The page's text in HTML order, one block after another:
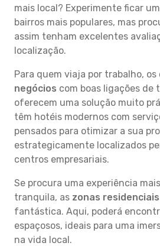
mais local? Experimente ficar
bairros mais populares, mas
assim tenham excelentes
localização.
Para quem viaja por trabalho, os
negócios com boas ligações de
oferecem uma solução muito
têm hotéis modernos com
pensados para otimizar a sua
estrategicamente localizados
centros empresariais.
Se procura uma experiência
tranquila, as zonas residenciais
fantástica. Aqui, poderá
espaçosos, ideais para uma
na vida local.